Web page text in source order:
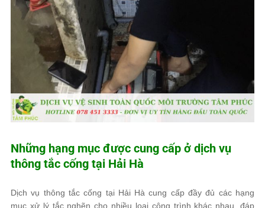
Những hạng mục được cung cấp ở dịch vụ
thông tắc cống tại Hải Hà
Dịch vụ thông tắc cống tại Hải Hà cung cấp đầy đủ các hạng
mục xử lý tắc nghẽn cho nhiều loại công trình khác nhau, đáp